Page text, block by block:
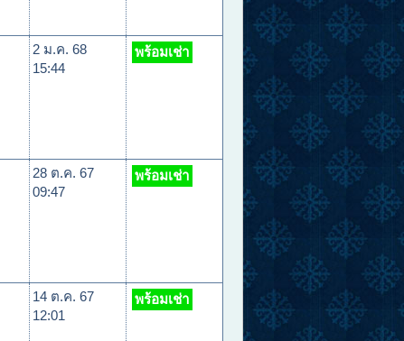
2 ม.ค. 68
15:44
พร้อมเช่า
28 ต.ค. 67
09:47
พร้อมเช่า
14 ต.ค. 67
12:01
พร้อมเช่า